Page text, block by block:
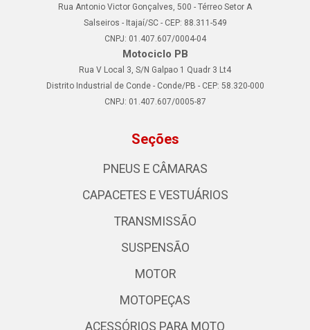
Rua Antonio Victor Gonçalves, 500 - Térreo Setor A
Salseiros - Itajaí/SC - CEP: 88.311-549
CNPJ: 01.407.607/0004-04
Motociclo PB
Rua V Local 3, S/N Galpao 1 Quadr 3 Lt4
Distrito Industrial de Conde - Conde/PB - CEP: 58.320-000
CNPJ: 01.407.607/0005-87
Seções
PNEUS E CÂMARAS
CAPACETES E VESTUÁRIOS
TRANSMISSÃO
SUSPENSÃO
MOTOR
MOTOPEÇAS
ACESSÓRIOS PARA MOTO